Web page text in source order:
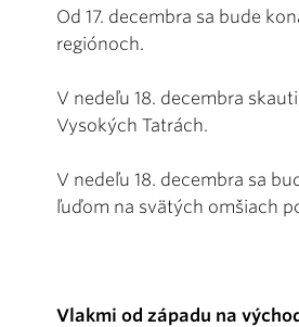
Od 17. decembra sa bude
regiónoch.
V nedeľu 18. decembra
Vysokých Tatrách.
V nedeľu 18. decembra sa
ľuďom na svätých omšiach
Vlakmi od západu na